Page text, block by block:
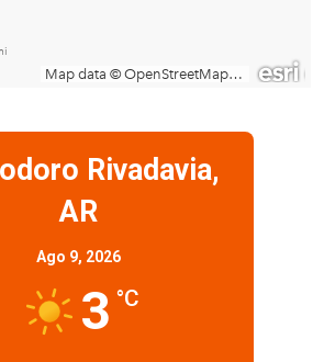
Rivadavia,
AR
Ago 9, 2026
3 °C